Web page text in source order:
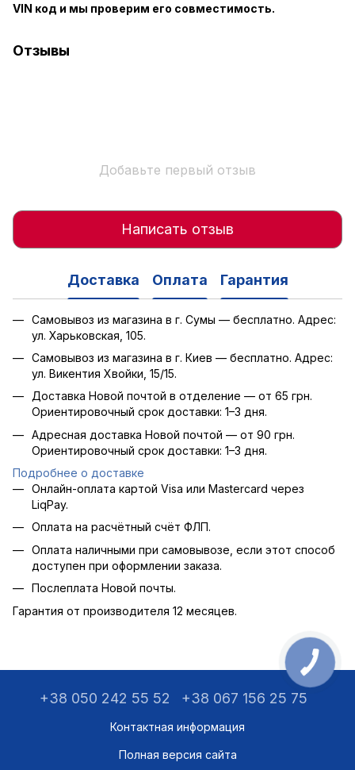
VIN код и мы проверим его совместимость.
Отзывы
Добавьте первый отзыв
Написать отзыв
Доставка Оплата Гарантия
Самовывоз из магазина в г. Сумы — бесплатно. Адрес:
ул. Харьковская, 105.
Самовывоз из магазина в г. Киев — бесплатно. Адрес:
ул. Викентия Хвойки, 15/15.
Доставка Новой почтой в отделение — от 65 грн.
Ориентировочный срок доставки: 1–3 дня.
Адресная доставка Новой почтой — от 90 грн.
Ориентировочный срок доставки: 1–3 дня.
Подробнее о доставке
Онлайн-оплата картой Visa или Mastercard через
LiqPay.
Оплата на расчётный счёт ФЛП.
Оплата наличными при самовывозе, если этот способ
доступен при оформлении заказа.
Послеплата Новой почты.
Гарантия от производителя 12 месяцев.
+38 050 242 55 52 +38 067 156 25 75
Контактная информация
Полная версия сайта